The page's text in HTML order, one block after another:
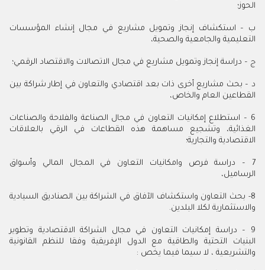
الحوز؛
ب – استكشاف إنجاز وتمويل مشاريع في مجال إنشاء المؤسسات
التعليمية والجامعية والصحية،
ج – دراسة إنجاز وتمويل مشاريع في مجال الاتصالات والاقتصاد الرقمي؛
د – بحث مشاريع أخرى ذات بعد اقتصادي والتعاون في إطار شراكة بين
القطاعين العام والخاص،
6 – استطلاع إمكانيات التعاون في مجال الصناعة والفلاحة والصناعات
الغذائية، وتشجيع مساهمة هذه القطاعات في الرقي بالعلاقات
الاقتصادية والتجارية؛
7 – دراسة فرص وامكانيات التعاون في المجال المالي وأسواق
الرساميل،
8- بحث التعاون واستكشاف الآفاق في الشراكة بين الصناديق السيادية
والاستثمارية لكلا البلدين.
9 – دراسة إمكانيات التعاون في مجال الشراكة الاقتصادية وتطوير
البنيات التحتية والطاقية مع الدول الإفريقية وفقا للنظم القانونية
والتشريعية ، لا سيما فيما يخص :